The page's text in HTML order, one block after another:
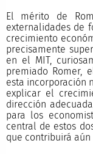
El mérito de
externalidades de
crecimiento
precisamente
en el MIT,
premiado Romer,
esta incorporación
explicar el
dirección
para los
central de estos
que contribuirá